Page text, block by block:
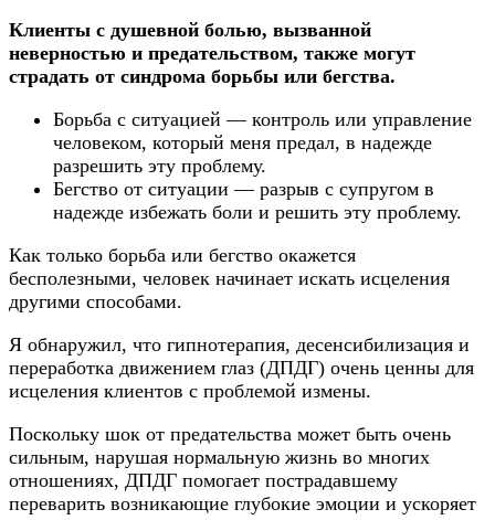
Клиенты с душевной болью, вызванной
неверностью и предательством, также могут
страдать от синдрома борьбы или бегства.
Борьба с ситуацией — контроль или управление
человеком, который меня предал, в надежде
разрешить эту проблему.
Бегство от ситуации — разрыв с супругом в
надежде избежать боли и решить эту проблему.
Как только борьба или бегство окажется
бесполезными, человек начинает искать исцеления
другими способами.
Я обнаружил, что гипнотерапия, десенсибилизация и
переработка движением глаз (ДПДГ) очень ценны для
исцеления клиентов с проблемой измены.
Поскольку шок от предательства может быть очень
сильным, нарушая нормальную жизнь во многих
отношениях, ДПДГ помогает пострадавшему
переварить возникающие глубокие эмоции и ускоряет